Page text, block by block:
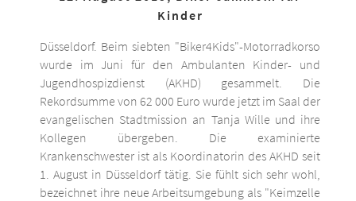
Kinder
Düsseldorf. Beim siebten "Biker4Kids"-Motorradkorso
wurde im Juni für den Ambulanten Kinder- und
Jugendhospizdienst (AKHD) gesammelt. Die
Rekordsumme von 62 000 Euro wurde jetzt im Saal der
evangelischen Stadtmission an Tanja Wille und ihre
Kollegen übergeben. Die examinierte
Krankenschwester ist als Koordinatorin des AKHD seit
1. August in Düsseldorf tätig. Sie fühlt sich sehr wohl,
bezeichnet ihre neue Arbeitsumgebung als "Keimzelle